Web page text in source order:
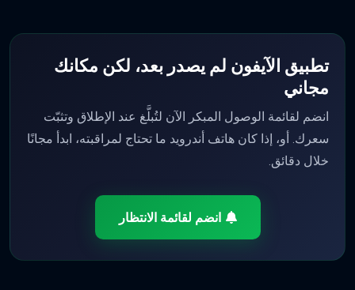
تطبيق الآيفون لم يصدر بعد، لكن مكانك
مجاني
انضم لقائمة الوصول المبكر الآن لتُبلَّغ عند الإطلاق وتثبّت
سعرك. أو، إذا كان هاتف أندرويد ما تحتاج لمراقبته، ابدأ مجانًا
خلال دقائق.
انضم لقائمة الانتظار